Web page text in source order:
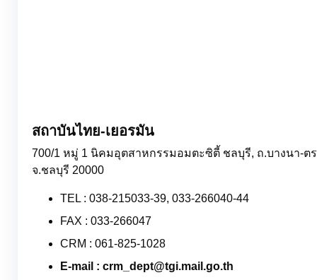
สถาบันไทย-เยอรมัน
700/1 หมู่ 1 นิคมอุตสาหกรรมอมตะซิตี้ ชลบุรี, ถ.บางนา-ต
จ.ชลบุรี 20000
TEL : 038-215033-39, 033-266040-44
FAX : 033-266047
CRM : 061-825-1028
E-mail : crm_dept@tgi.mail.go.th